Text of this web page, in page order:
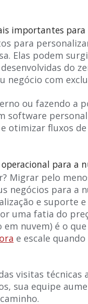
importantes para
para
Elas podem
do
negócio com
ou fazendo a
software
otimizar fluxos
para a
Migrar pelo
negócios para a
e suporte
uma fatia do
nuvem) é o
e escale
visitas técnicas
sua equipe